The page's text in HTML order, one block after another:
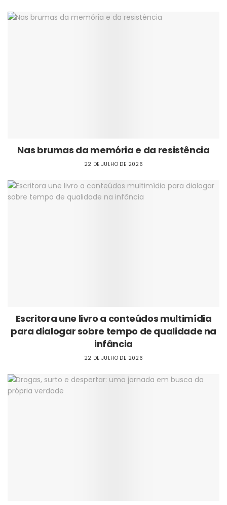
Nas brumas da memória e da resistência
22 DE JULHO DE 2026
Escritora une livro a conteúdos multimídia
para dialogar sobre tempo de qualidade na
infância
22 DE JULHO DE 2026